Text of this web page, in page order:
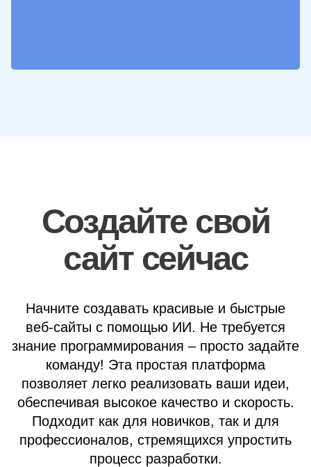
Создайте свой
сайт сейчас
Начните создавать красивые и быстрые
веб-сайты с помощью ИИ. Не требуется
знание программирования – просто задайте
команду! Эта простая платформа
позволяет легко реализовать ваши идеи,
обеспечивая высокое качество и скорость.
Подходит как для новичков, так и для
профессионалов, стремящихся упростить
процесс разработки.